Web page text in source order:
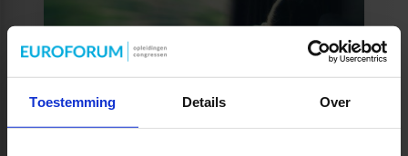
Toestemming Details Over
Personen met onbegrepen gedrag